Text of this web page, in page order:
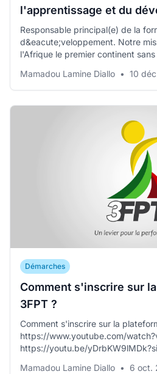
l'apprentissage et du
Responsable principal(e) de la
d&eacute;veloppement. Notre
l'Afrique le premier continent
Mamadou Lamine Diallo • 10
Démarches
Comment s'inscrire sur
3FPT ?
Comment s'inscrire sur la
https://www.youtube.com/
https://youtu.be/
Mamadou Lamine Diallo • 6 oct.